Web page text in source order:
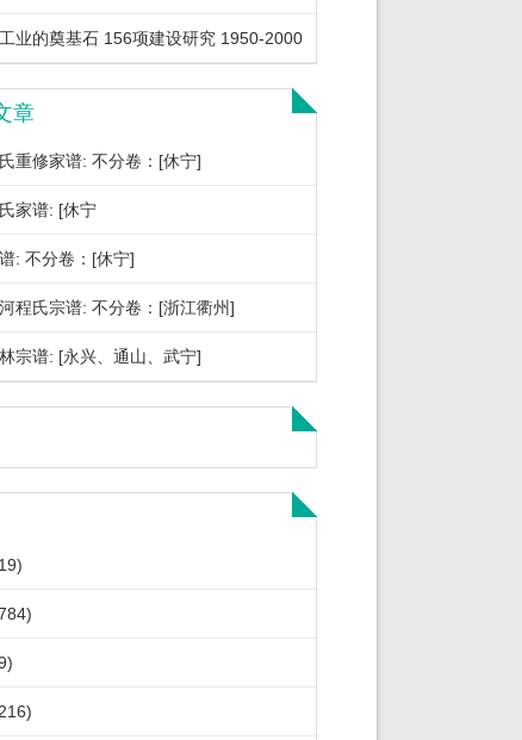
业的奠基石 156项建设研究 1950-2000
章
重修家谱: 不分卷：[休宁]
家谱: [休宁
: 不分卷：[休宁]
程氏宗谱: 不分卷：[浙江衢州]
宗谱: [永兴、通山、武宁]